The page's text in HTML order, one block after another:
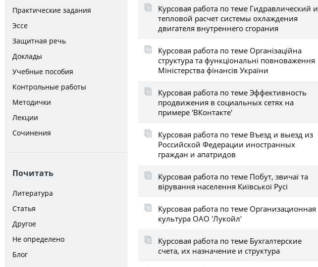
Практические задания
Эссе
Защитная речь
Доклады
Учебные пособия
Контрольные работы
Методички
Лекции
Сочинения
Почитать
Литература
Статья
Другое
Не определено
Блог
Курсовая работа по теме Гидравлический и
тепловой расчет системы охлаждения
двигателя внутреннего сгорания
Курсовая работа по теме Організаційна
структура та функціональні повноваження
Міністерства фінансів України
Курсовая работа по теме Эффективность
продвижения в социальных сетях на
примере 'ВКонтакте'
Курсовая работа по теме Въезд и выезд из
Российской Федерации иностранных
граждан и апатридов
Курсовая работа по теме Побут, звичаї та
вірування населення Київської Русі
Курсовая работа по теме Организационная
культура ОАО 'Лукойл'
Курсовая работа по теме Бухгалтерские
счета, их назначение и структура